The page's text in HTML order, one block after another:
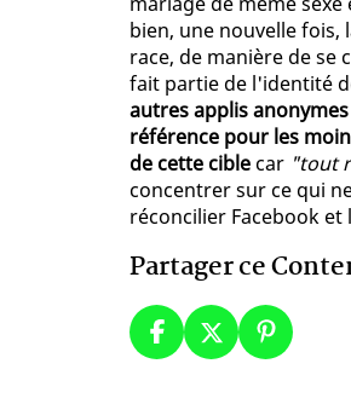
bien, une nouvelle
race, de manière de
fait partie de l'identité
autres applis
référence pour les
de cette ciblecar "tout
concentrer sur ce qui
réconcilier Facebook et
Partager ce